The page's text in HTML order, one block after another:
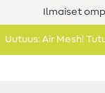
Ilmaiset
Uutuus: Air Mesh!